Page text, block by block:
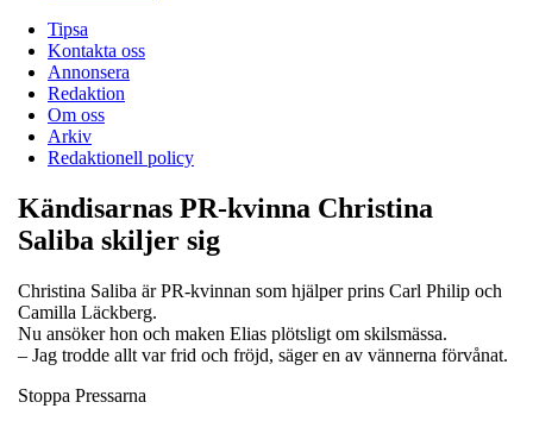
Tipsa
Kontakta oss
Annonsera
Redaktion
Om oss
Arkiv
Redaktionell policy
Kändisarnas PR-kvinna Christina
Saliba skiljer sig
Christina Saliba är PR-kvinnan som hjälper prins Carl Philip och
Camilla Läckberg.
Nu ansöker hon och maken Elias plötsligt om skilsmässa.
– Jag trodde allt var frid och fröjd, säger en av vännerna förvånat.
Stoppa Pressarna